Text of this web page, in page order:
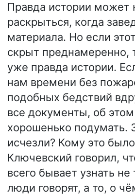
Правда истории может
раскрыться, когда
материала. Но если
скрыт преднамеренно,
уже правда истории.
нам времени без
подобных бедствий
все документы, об
хорошенько подумать.
исчезли? Кому это
Ключевский говорил,
всего бывает узнать не
люди говорят, а то, о